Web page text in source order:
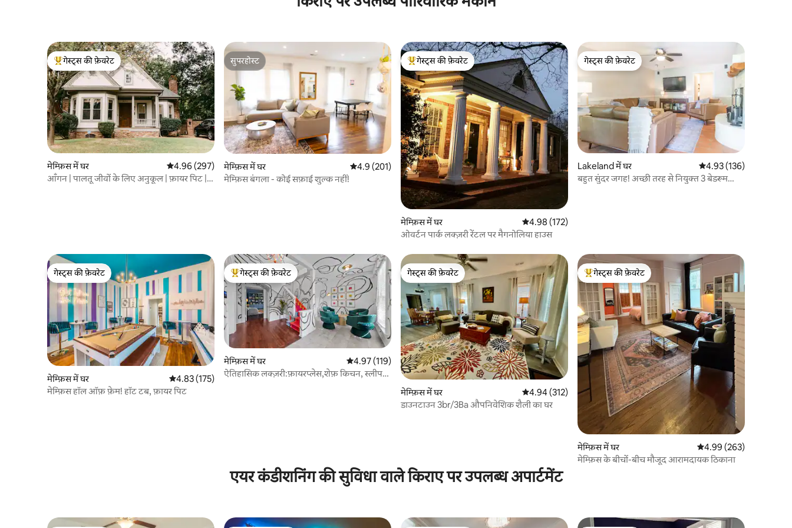
गेस्ट्स का टॉप फ़ेवरेट
गेस्ट्स की फ़ेवरेट
मेम्फ़िस में घर औसत रेटिंग 5 में से 4.96, 297 समीक्षाएँ
4.96 (297)
आँगन | पालतू जीवों के लिए अनुकूल | फ़ायर पिट |
सुपरहोस्ट
सुपरहोस्ट
मेम्फ़िस में घर औसत रेटिंग 5 में से 4.9, 201 समीक्षाएँ
4.9 (201)
मेम्फ़िस बंगला - कोई सफ़ाई शुल्क नहीं!
गेस्ट्स का टॉप फ़ेवरेट
गेस्ट्स की फ़ेवरेट
मेम्फ़िस में घर औसत रेटिंग 5 में से 4.98, 172 समीक्षाएँ
4.98 (172)
ओवर्टन पार्क लक्ज़री रेंटल पर मैगनोलिया हाउस
गेस्ट्स की फ़ेवरेट
गेस्ट्स की फ़ेवरेट
Lakeland में घर औसत रेटिंग 5 में से 4.93,
4.93 (136)
बहुत सुंदर जगह! अच्छी तरह से नियुक्त 3 बेडरूम
गेस्ट्स की फ़ेवरेट
गेस्ट्स की फ़ेवरेट
मेम्फ़िस में घर औसत रेटिंग 5 में से 4.83, 175 समीक्षाएँ
4.83 (175)
मेम्फ़िस हॉल ऑफ़ फ़ेम! हॉट टब, फ़ायर पिट
गेस्ट्स का टॉप फ़ेवरेट
गेस्ट्स की फ़ेवरेट
मेम्फ़िस में घर औसत रेटिंग 5 में से 4.97, 119 समीक्षाएँ
4.97 (119)
ऐतिहासिक लक्ज़री:फ़ायरप्लेस,शेफ़ किचन, स्लीप
गेस्ट्स की फ़ेवरेट
गेस्ट्स की फ़ेवरेट
मेम्फ़िस में घर औसत रेटिंग 5 में से 4.94, 312 समीक्षाएँ
4.94 (312)
डाउनटाउन 3br/3Ba औपनिवेशिक शैली का घर
गेस्ट्स का टॉप फ़ेवरेट
गेस्ट्स की फ़ेवरेट
मेम्फ़िस में घर औसत रेटिंग 5 में से 4.99,
4.99 (263)
मेम्फ़िस के बीचों-बीच मौजूद आरामदायक ठिकाना
एयर कंडीशनिंग की सुविधा वाले किराए पर उपलब्ध अपार्टमेंट